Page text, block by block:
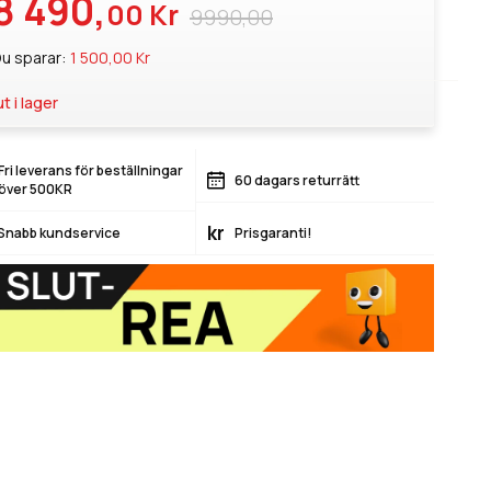
9990,00
490,00 Kr
sparar: 1 500,00 Kr
i lager
leverans för beställningar
500KR
60 dagars returrätt
kundservice kr Prisgaranti!